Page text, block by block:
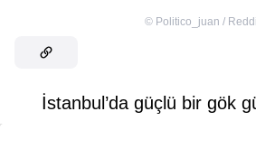
© Politico_juan /
İstanbul’da güçlü bir gök